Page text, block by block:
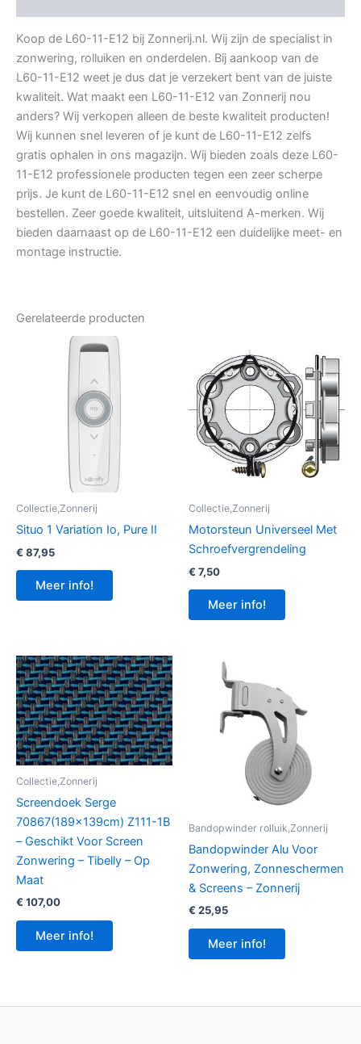
Koop de L60-11-E12 bij Zonnerij.nl. Wij zijn de specialist in
zonwering, rolluiken en onderdelen. Bij aankoop van de
L60-11-E12 weet je dus dat je verzekert bent van de juiste
kwaliteit. Wat maakt een L60-11-E12 van Zonnerij nou
anders? Wij verkopen alleen de beste kwaliteit producten!
Wij kunnen snel leveren of je kunt de L60-11-E12 zelfs
gratis ophalen in ons magazijn. Wij bieden zoals deze L60-
11-E12 professionele producten tegen een zeer scherpe
prijs. Je kunt de L60-11-E12 snel en eenvoudig online
bestellen. Zeer goede kwaliteit, uitsluitend A-merken. Wij
bieden daarnaast op de L60-11-E12 een duidelijke meet- en
montage instructie.
Gerelateerde producten
Collectie,Zonnerij
Situo 1 Variation Io, Pure II
€ 87,95
Meer info!
Collectie,Zonnerij
Motorsteun Universeel Met
Schroefvergrendeling
€ 7,50
Meer info!
Collectie,Zonnerij
Screendoek Serge
70867(189x139cm) Z111-1B
– Geschikt Voor Screen
Zonwering – Tibelly – Op
Maat
€ 107,00
Meer info!
Bandopwinder rolluik,Zonnerij
Bandopwinder Alu Voor
Zonwering, Zonneschermen
& Screens – Zonnerij
€ 25,95
Meer info!